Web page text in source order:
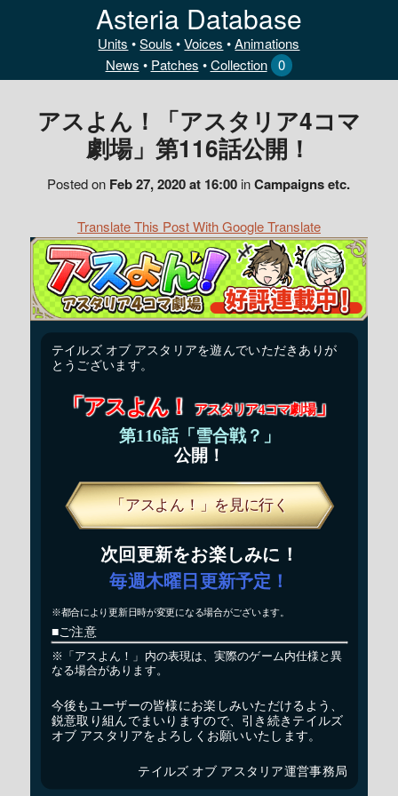
Asteria Database
Units •Souls •Voices •Animations
News • Patches •Collection 0
アスよん！「アスタリア4コマ
劇場」第116話公開！
Posted on Feb 27, 2020 at 16:00 inCampaigns etc.
Translate This Post With Google Translate